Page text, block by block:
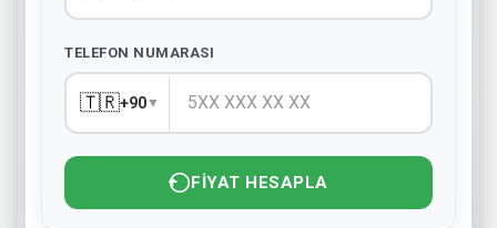
TELEFON NUMARASI
🇹🇷+90▼
FIYAT HESAPLA